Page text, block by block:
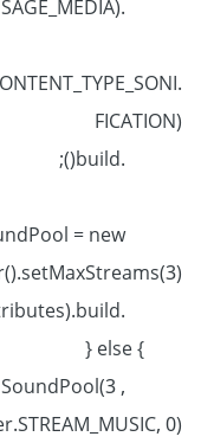
FICATION)
= new
} else {
,